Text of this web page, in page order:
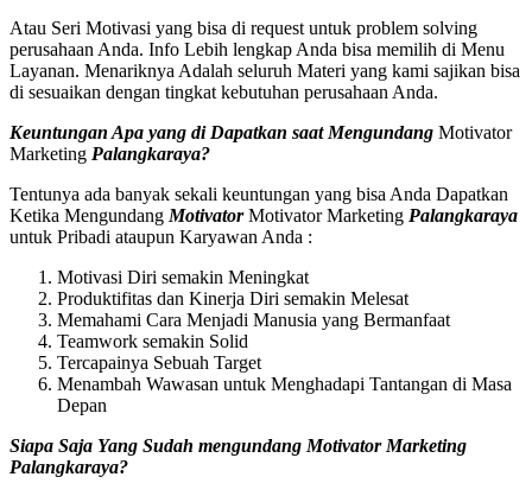
Atau Seri Motivasi yang bisa di request untuk problem solving
perusahaan Anda. Info Lebih lengkap Anda bisa memilih di Menu
Layanan. Menariknya Adalah seluruh Materi yang kami sajikan bisa
di sesuaikan dengan tingkat kebutuhan perusahaan Anda.
Keuntungan Apa yang di Dapatkan saat Mengundang Motivator
Marketing Palangkaraya?
Tentunya ada banyak sekali keuntungan yang bisa Anda Dapatkan
Ketika Mengundang MotivatorMotivator Marketing Palangkaraya
untuk Pribadi ataupun Karyawan Anda :
Motivasi Diri semakin Meningkat
Produktifitas dan Kinerja Diri semakin Melesat
Memahami Cara Menjadi Manusia yang Bermanfaat
Teamwork semakin Solid
Tercapainya Sebuah Target
Menambah Wawasan untuk Menghadapi Tantangan di Masa
Depan
Siapa Saja Yang Sudah mengundang Motivator Marketing
Palangkaraya?